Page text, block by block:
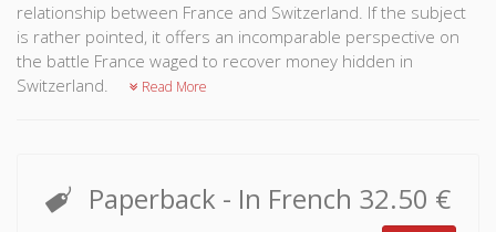
relationship between France and Switzerland. If the subject
is rather pointed, it offers an incomparable perspective on
the battle France waged to recover money hidden in
Switzerland.
Read More
Paperback - In French 32.50 €